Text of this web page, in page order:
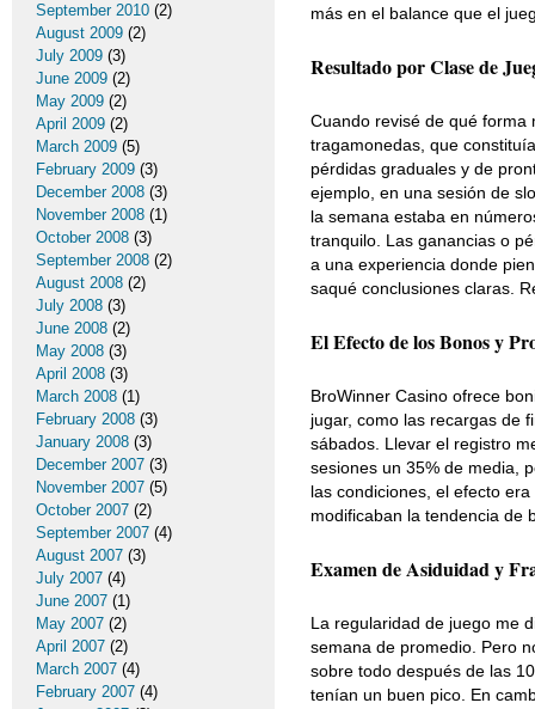
más en el balance que el
Resultado por Clase de
Cuando revisé de qué forma
tragamonedas, que
pérdidas graduales y de
ejemplo, en una sesión de
la semana estaba en
tranquilo. Las ganancias o
a una experiencia donde
saqué conclusiones claras.
El Efecto de los Bonos y
BroWinner Casino ofrece
jugar, como las recargas de
sábados. Llevar el registro
sesiones un 35% de media,
las condiciones, el efecto
modificaban la tendencia de
Examen de Asiduidad y
La regularidad de juego me
semana de promedio. Pero
sobre todo después de las
tenían un buen pico. En
September 2010 (2)
August 2009 (2)
July 2009 (3)
June 2009 (2)
May 2009 (2)
April 2009 (2)
March 2009 (5)
February 2009 (3)
December 2008 (3)
November 2008 (1)
October 2008 (3)
September 2008 (2)
August 2008 (2)
July 2008 (3)
June 2008 (2)
May 2008 (3)
April 2008 (3)
March 2008 (1)
February 2008 (3)
January 2008 (3)
December 2007 (3)
November 2007 (5)
October 2007 (2)
September 2007 (4)
August 2007 (3)
July 2007 (4)
June 2007 (1)
May 2007 (2)
April 2007 (2)
March 2007 (4)
February 2007 (4)